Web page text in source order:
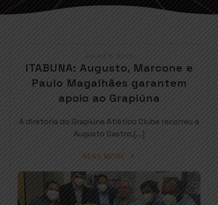
JULHO 6, 2021
ITABUNA: Augusto, Marcone e
Paulo Magalhães garantem
apoio ao Grapiúna
A diretoria do Grapiúna Atlético Clube recorreu a
Augusto Castro,[…]
READ MORE